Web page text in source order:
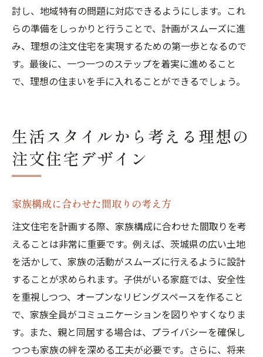
討し、地域特有の問題に対応できるようにします。これ
らの準備をしっかりと行うことで、計画がスムーズに進
み、理想の注文住宅を実現するための第一歩となるので
す。最後に、一つ一つのステップを着実に進めること
で、理想の住まいを手に入れることができるでしょう。
生活スタイルから考える理想の
注文住宅デザイン
家族構成に合わせた間取りの考え方
注文住宅を計画する際、家族構成に合わせた間取りを考
えることは非常に重要です。例えば、茨城県の広い土地
を活かして、家族の活動がスムーズに行えるように設計
することが求められます。子供がいる家庭では、安全性
を重視しつつ、オープンなリビングスペースを作ること
で、家族全員がコミュニケーションを図りやすくなりま
す。また、親と同居する場合は、プライバシーを確保し
つつも家族の絆を深める工夫が必要です。さらに、将来